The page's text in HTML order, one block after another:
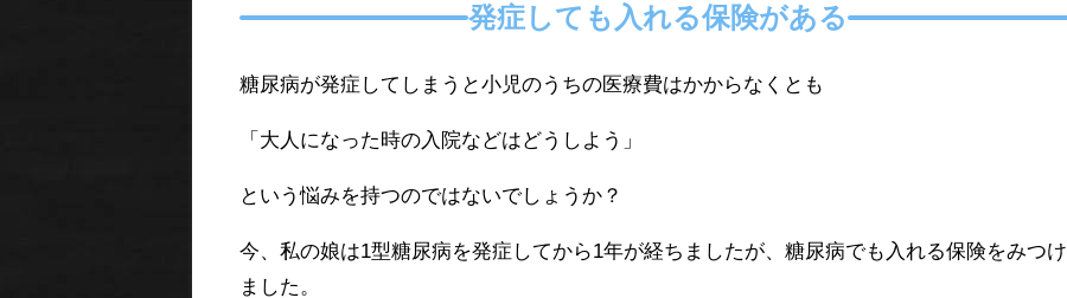
発症しても入れる保険がある
糖尿病が発症してしまうと小児のうちの医療費はかからなくとも
「大人になった時の入院などはどうしよう」
という悩みを持つのではないでしょうか？
今、私の娘は1型糖尿病を発症してから1年が経ちましたが、糖尿病でも入れる保険をみつけ
ました。